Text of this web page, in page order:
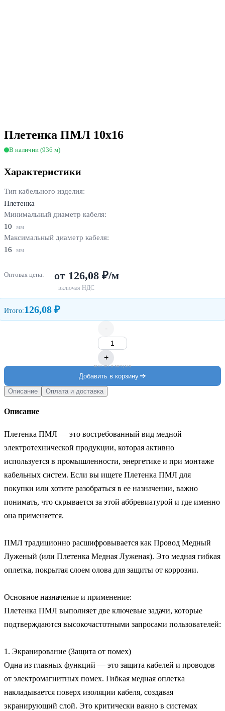
Плетенка ПМЛ 10х16
В наличии (936 м)
Характеристики
Тип кабельного изделия:
Плетенка
Минимальный диаметр кабеля:
10 мм
Максимальный диаметр кабеля:
16 мм
Оптовая цена: от 126,08 ₽/м
включая НДС
Итого:126,08 ₽
-
+
кол-во в метрах
Добавить в корзину
Описание Оплата и доставка
Описание
Плетенка ПМЛ — это востребованный вид медной
электротехнической продукции, которая активно
используется в промышленности, энергетике и при монтаже
кабельных систем. Если вы ищете Плетенка ПМЛ для
покупки или хотите разобраться в ее назначении, важно
понимать, что скрывается за этой аббревиатурой и где именно
она применяется.
ПМЛ традиционно расшифровывается как Провод Медный
Луженый (или Плетенка Медная Луженая). Это медная гибкая
оплетка, покрытая слоем олова для защиты от коррозии.
Основное назначение и применение:
Плетенка ПМЛ выполняет две ключевые задачи, которые
подтверждаются высокочастотными запросами пользователей:
1. Экранирование (Защита от помех)
Одна из главных функций — это защита кабелей и проводов
от электромагнитных помех. Гибкая медная оплетка
накладывается поверх изоляции кабеля, создавая
экранирующий слой. Это критически важно в системах